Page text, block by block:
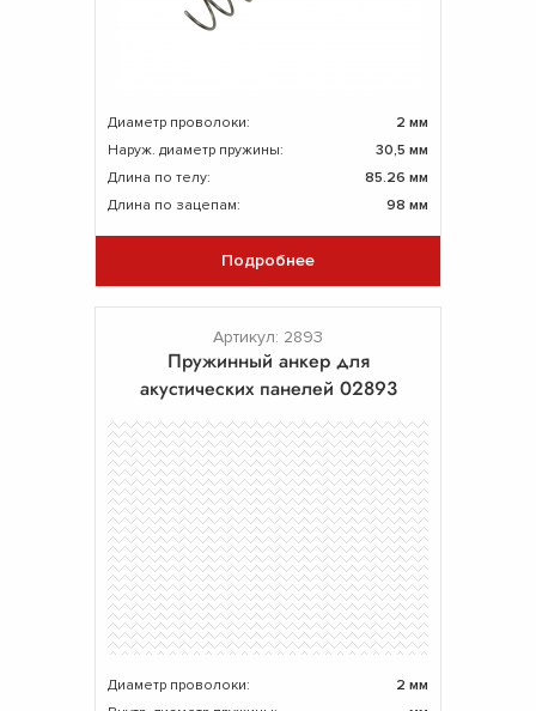
Диаметр проволоки:
2 мм
Наруж. диаметр пружины:
30,5 мм
Длина по телу:
85.26 мм
Длина по зацепам:
98 мм
Подробнее
Артикул: 2893
Пружинный анкер для
акустических панелей 02893
Диаметр проволоки:
2 мм